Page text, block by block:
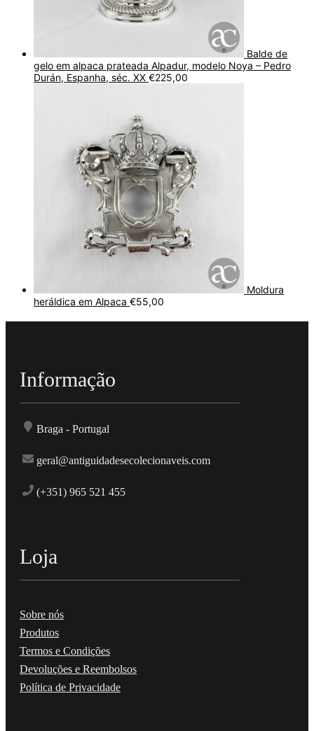
Balde de
gelo em alpaca prateada Alpadur, modelo Noya – Pedro
Durán, Espanha, séc. XX €225,00
Moldura
heráldica em Alpaca €55,00
Informação
Braga - Portugal
geral@antiguidadesecolecionaveis.com
(+351) 965 521 455
Loja
Sobre nós
Produtos
Termos e Condições
Devoluções e Reembolsos
Política de Privacidade